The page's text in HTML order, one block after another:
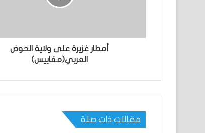
أمطار غزيرة على ولاية الحوض
العربي(مقاييس)
مقالات ذات صلة